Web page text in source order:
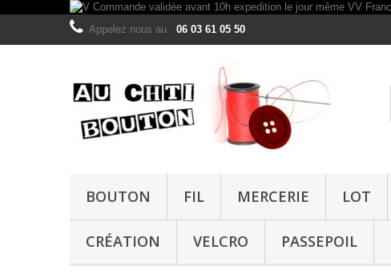
Appelez nous au : 06 03 61 05 50
BOUTON FIL MERCERIE LOT
CRÉATION VELCRO PASSEPOIL